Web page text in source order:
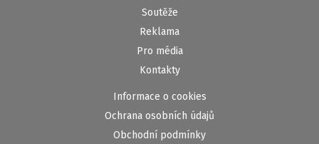
Soutěže
Reklama
Pro média
Kontakty
Informace o cookies
Ochrana osobních údajů
Obchodní podmínky